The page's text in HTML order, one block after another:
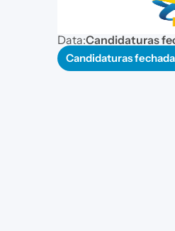
Data:Candidaturas
Candidaturas